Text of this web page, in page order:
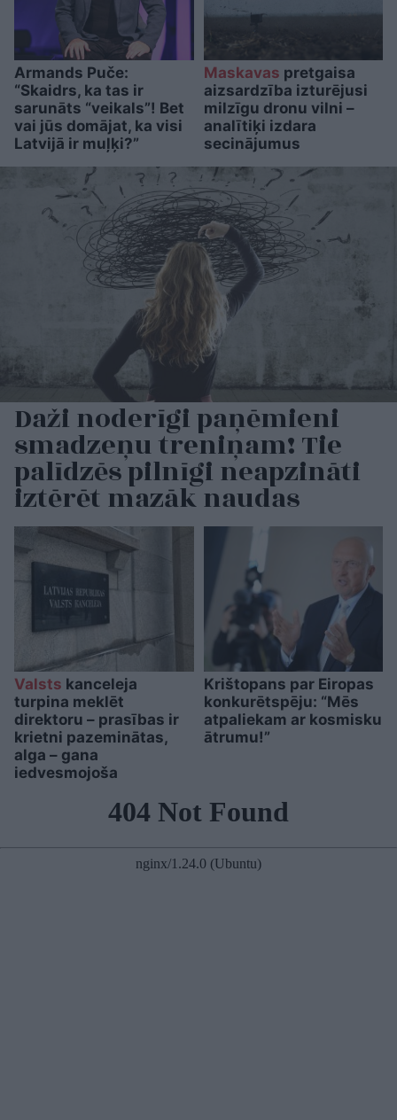
Armands Puče:
“Skaidrs, ka tas ir
sarunāts “veikals”! Bet
vai jūs domājat, ka visi
Latvijā ir muļķi?”
Maskavas pretgaisa
aizsardzība izturējusi
milzīgu dronu vilni –
analītiķi izdara
secinājumus
Daži noderīgi paņēmieni
smadzeņu treniņam! Tie
palīdzēs pilnīgi neapzināti
iztērēt mazāk naudas
Valsts kanceleja
turpina meklēt
direktoru – prasības ir
krietni pazeminātas,
alga – gana
iedvesmojoša
Krištopans par Eiropas
konkurētspēju: “Mēs
atpaliekam ar kosmisku
ātrumu!”